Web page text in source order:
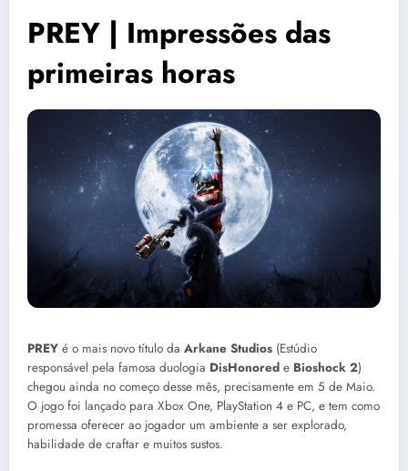
PREY | Impressões das
primeiras horas
PREY é o mais novo título da Arkane Studios (Estúdio
responsável pela famosa duologia DisHonored e Bioshock 2)
chegou ainda no começo desse mês, precisamente em 5 de Maio.
O jogo foi lançado para Xbox One, PlayStation 4 e PC, e tem como
promessa oferecer ao jogador um ambiente a ser explorado,
habilidade de craftar e muitos sustos.